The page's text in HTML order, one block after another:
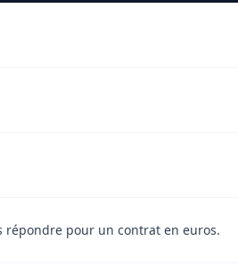
répondre pour un contrat en euros.